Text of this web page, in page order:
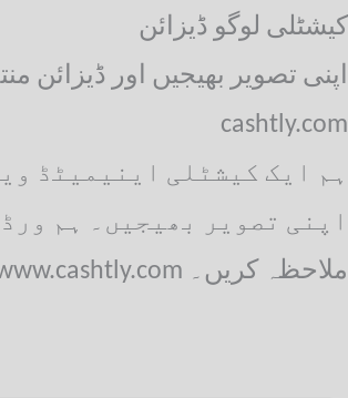
کیشٹلی لوگو ڈیزائن
اپنی تصویر بھیجیں اور ڈیزائن
cashtly.com
ہم ایک کیشٹلی اینیمیٹڈ
اپنی تصویر بھیجیں۔ ہم
www.cashtly.com ملاحظہ کریں۔